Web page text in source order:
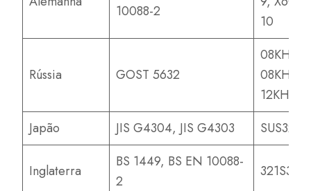
10088-2
10
Rússia GOST 5632
Japão
JIS G4304, JIS G4303 SUS321
Inglaterra
BS 1449, BS EN 10088-
2
321S31